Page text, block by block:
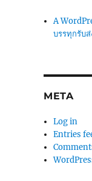
A
บรรทุกรับ
META
Log in
Entries